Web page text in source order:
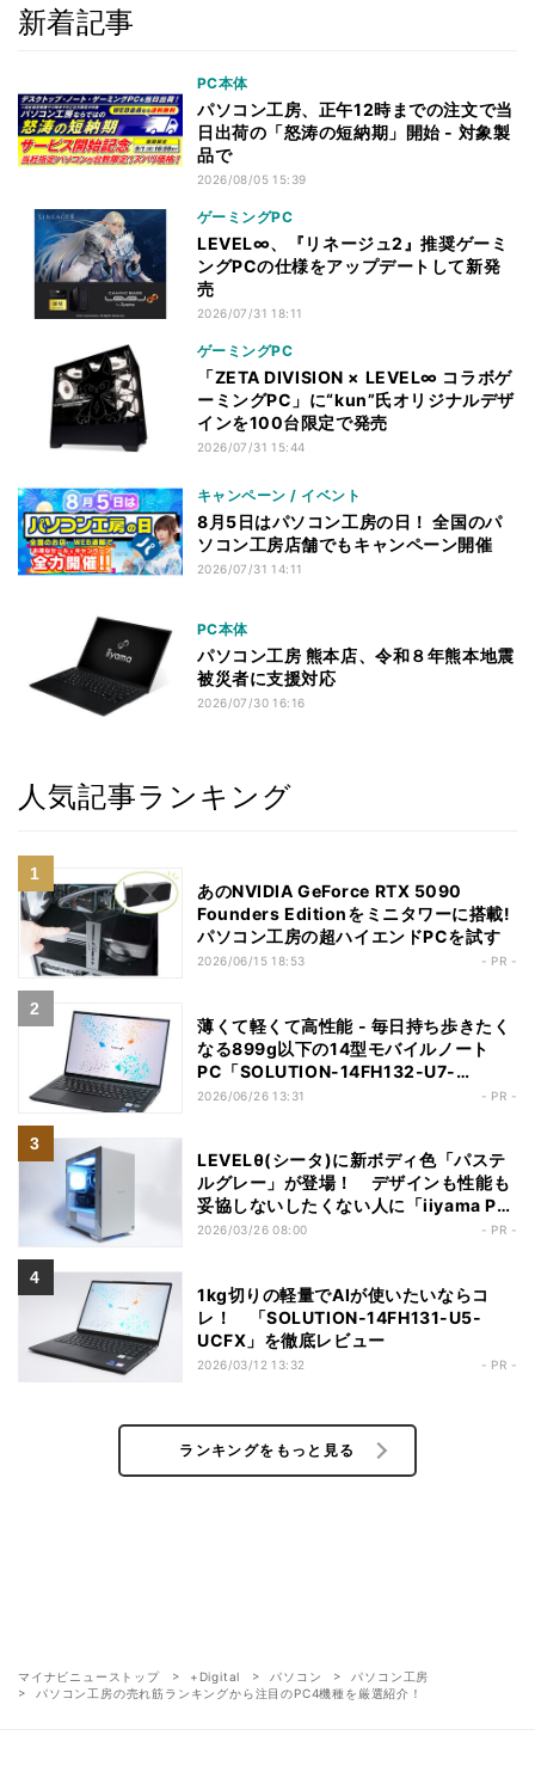
新着記事
PC本体
パソコン工房、正午12時までの注文で当
日出荷の「怒涛の短納期」開始 - 対象製
品で
2026/08/05 15:39
ゲーミングPC
LEVEL∞、『リネージュ2』推奨ゲーミ
ングPCの仕様をアップデートして新発
売
2026/07/31 18:11
ゲーミングPC
「ZETA DIVISION × LEVEL∞ コラボゲ
ーミングPC」に“kun”氏オリジナルデザ
インを100台限定で発売
2026/07/31 15:44
キャンペーン / イベント
8月5日はパソコン工房の日！ 全国のパ
ソコン工房店舗でもキャンペーン開催
2026/07/31 14:11
PC本体
パソコン工房 熊本店、令和８年熊本地震
被災者に支援対応
2026/07/30 16:16
人気記事ランキング
あのNVIDIA GeForce RTX 5090
Founders Editionをミニタワーに搭載!
パソコン工房の超ハイエンドPCを試す
2026/06/15 18:53 - PR -
薄くて軽くて高性能 - 毎日持ち歩きたく
なる899g以下の14型モバイルノート
PC「SOLUTION-14FH132-U7-
UCSX」
2026/06/26 13:31 - PR -
LEVELθ(シータ)に新ボディ色「パステ
ルグレー」が登場！ デザインも性能も
妥協しないしたくない人に「iiyama PC
LEVEL-M1AM-R77-RKX」
2026/03/26 08:00 - PR -
1kg切りの軽量でAIが使いたいならコ
レ！ 「SOLUTION-14FH131-U5-
UCFX」を徹底レビュー
2026/03/12 13:32 - PR -
ランキングをもっと見る
マイナビニューストップ +Digital パソコン
パソコン工房
パソコン工房の売れ筋ランキングから注目のPC4機種を厳選紹介！